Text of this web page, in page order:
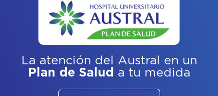
La atención del Austral
en un
Plan de Salud a tu medida